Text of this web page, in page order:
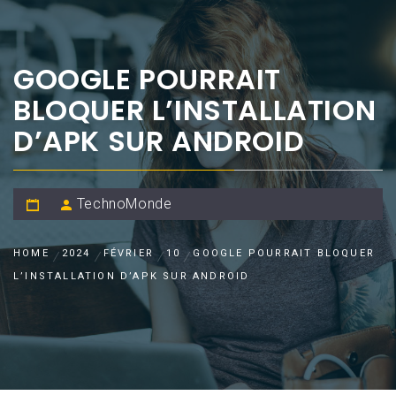
GOOGLE POURRAIT
BLOQUER L’INSTALLATION
D’APK SUR ANDROID
TechnoMonde
HOME 2024 FÉVRIER 10
GOOGLE POURRAIT BLOQUER
L’INSTALLATION D’APK SUR ANDROID